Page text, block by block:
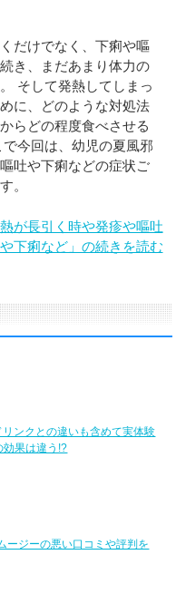
だけでなく、下痢や嘔
き、まだあまり体力の
そして発熱してしまっ
に、どのような対処法
らどの程度食べさせる
今回は、幼児の夏風邪
吐や下痢などの症状ご
。
が長引く時や発疹や嘔吐
や下痢など」の続きを読む
ンクとの違いも含めて実体験
効果は違う!?
ージーの悪い口コミや評判を